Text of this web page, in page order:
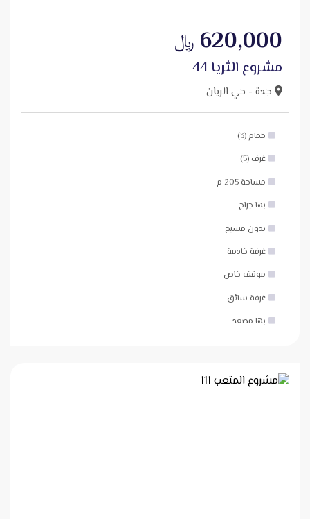
620,000 ﷼
مشروع الثريا 44
جدة - حي الريان
حمام (3)
غرف (5)
مساحة 205 م
بها جراج
بدون مسبح
غرفة خادمة
موقف خاص
غرفة سائق
بها مصعد